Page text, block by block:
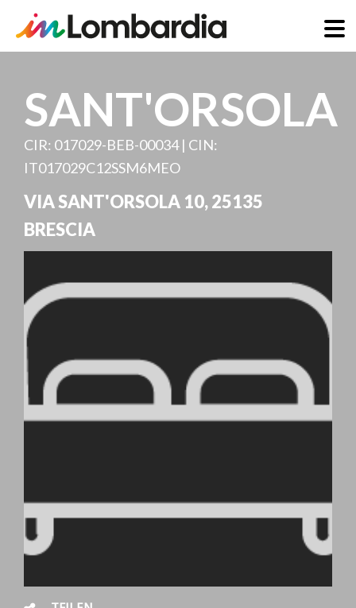
InhaltSANT'ORSOLA
CIR: 017029-BEB-00034 | CIN:
IT017029C12SSM6MEO
VIA SANT'ORSOLA 10,25135
BRESCIA